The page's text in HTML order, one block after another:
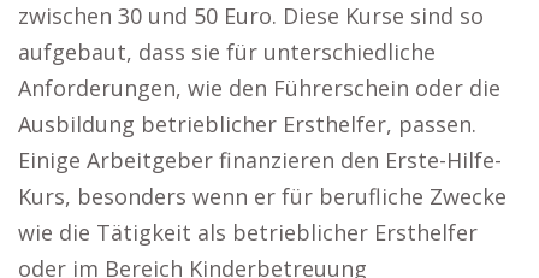
zwischen 30 und 50 Euro. Diese Kurse sind so
aufgebaut, dass sie für unterschiedliche
Anforderungen, wie den Führerschein oder die
Ausbildung betrieblicher Ersthelfer, passen.
Einige Arbeitgeber finanzieren den Erste-Hilfe-
Kurs, besonders wenn er für berufliche Zwecke
wie die Tätigkeit als betrieblicher Ersthelfer
oder im Bereich Kinderbetreuung